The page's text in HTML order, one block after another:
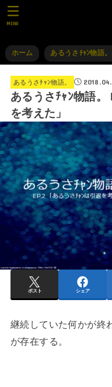
ホーム あるうさﾁｬﾝ物語。
MENU
あるうさﾁｬﾝ物語。
あるうさﾁｬﾝ物語。
を考えた」
ポスト シェア
継続していた何かが終
が存在する。